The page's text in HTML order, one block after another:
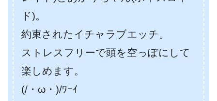
ド)。
約束されたイチャラブエッチ。
ストレスフリーで頭を空っぽにして
楽しめます。
(/・ω・)/ﾜｰｲ